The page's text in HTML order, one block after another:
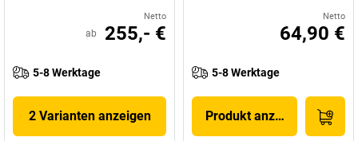
Netto
ab 255,- €
5-8 Werktage
2 Varianten anzeigen
Netto
64,90 €
5-8 Werktage
Produkt anzeigen